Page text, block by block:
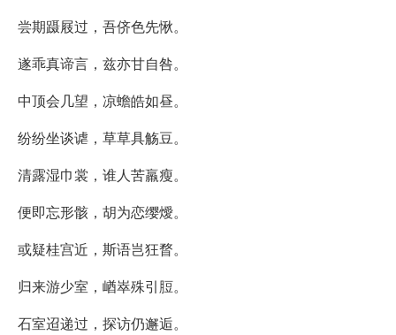
尝期蹑屐过，吾侪色先愀。
遂乖真谛言，兹亦甘自咎。
中顶会几望，凉蟾皓如昼。
纷纷坐谈谑，草草具觞豆。
清露湿巾裳，谁人苦羸瘦。
便即忘形骸，胡为恋缨燰。
或疑桂宫近，斯语岂狂瞀。
归来游少室，崷崒殊引脰。
石室迢递过，探访仍邂逅。